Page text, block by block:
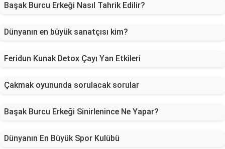
Başak Burcu Erkeği Nasıl Tahrik Edilir?
Dünyanın en büyük sanatçısı kim?
Feridun Kunak Detox Çayı Yan Etkileri
Çakmak oyununda sorulacak sorular
Başak Burcu Erkeği Sinirlenince Ne Yapar?
Dünyanın En Büyük Spor Kulübü